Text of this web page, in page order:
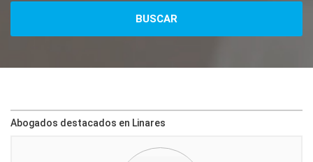
Abogados destacados en Linares